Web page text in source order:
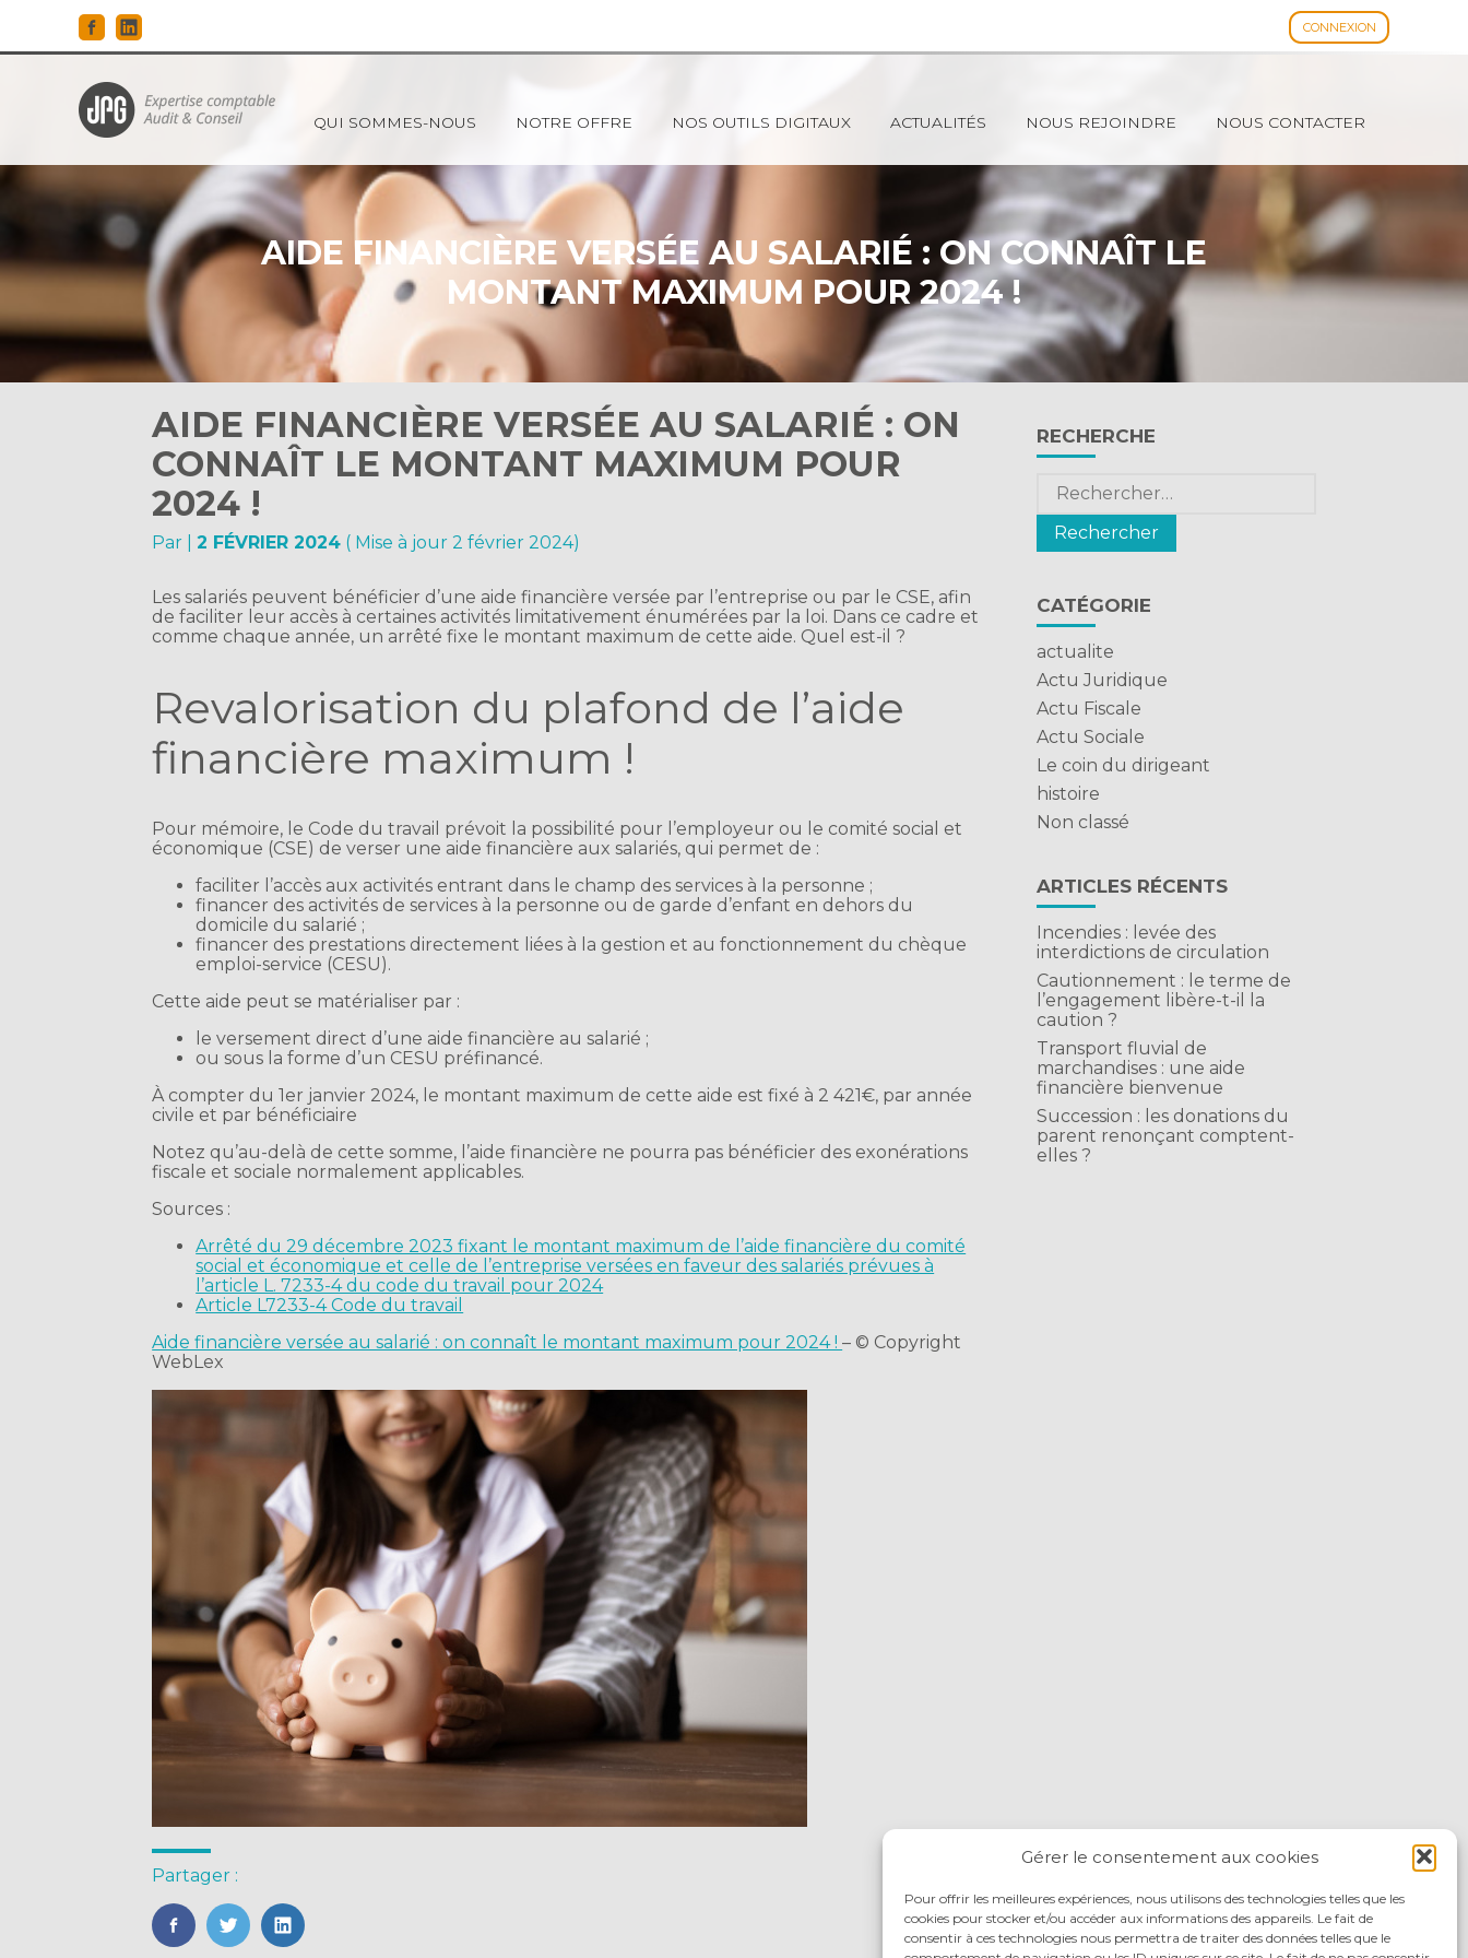
Gérer le consentement aux cookies
Pour offrir les meilleures expériences, nous utilisons des technologies telles que les
cookies pour stocker et/ou accéder aux informations des appareils. Le fait de
consentir à ces technologies nous permettra de traiter des données telles que le
CONNEXION
au
contenu
Principal
QUI SOMMES-NOUS NOTRE OFFRE NOS OUTILS DIGITAUX ACTUALITÉS NOUS REJOINDRE NOUS CONTACTER
AIDE FINANCIÈRE VERSÉE AU SALARIÉ : ON CONNAÎT LE
MONTANT MAXIMUM POUR 2024 !
AIDE FINANCIÈRE VERSÉE AU SALARIÉ : ON
CONNAÎT LE MONTANT MAXIMUM POUR
2024 !
Par |2 FÉVRIER 2024 ( Mise à jour 2 février 2024)
Les salariés peuvent bénéficier d’une aide financière versée par l’entreprise ou par le CSE, afin
de faciliter leur accès à certaines activités limitativement énumérées par la loi. Dans ce cadre et
comme chaque année, un arrêté fixe le montant maximum de cette aide. Quel est-il ?
Revalorisation du plafond de l’aide
financière maximum !
Pour mémoire, le Code du travail prévoit la possibilité pour l’employeur ou le comité social et
économique (CSE) de verser une aide financière aux salariés, qui permet de :
faciliter l’accès aux activités entrant dans le champ des services à la personne ;
financer des activités de services à la personne ou de garde d’enfant en dehors du
domicile du salarié ;
financer des prestations directement liées à la gestion et au fonctionnement du chèque
emploi-service (CESU).
Cette aide peut se matérialiser par :
le versement direct d’une aide financière au salarié ;
ou sous la forme d’un CESU préfinancé.
À compter du 1er janvier 2024, le montant maximum de cette aide est fixé à 2 421€, par année
civile et par bénéficiaire
Notez qu’au-delà de cette somme, l’aide financière ne pourra pas bénéficier des exonérations
fiscale et sociale normalement applicables.
Sources :
Arrêté du 29 décembre 2023 fixant le montant maximum de l’aide financière du comité
social et économique et celle de l’entreprise versées en faveur des salariés prévues à
l’article L. 7233-4 du code du travail pour 2024
Article L7233-4 Code du travail
Aide financière versée au salarié : on connaît le montant maximum pour 2024 !– © Copyright
WebLex
Partager :
FaceBook
TwitterLinkedIn
Blog
sidebar
RECHERCHE
Rechercher :
CATÉGORIE
actualite
Actu Juridique
Actu Fiscale
Actu Sociale
Le coin du dirigeant
histoire
Non classé
ARTICLES RÉCENTS
Incendies : levée des
interdictions de circulation
Cautionnement : le terme de
l’engagement libère-t-il la
caution ?
Transport fluvial de
marchandises : une aide
financière bienvenue
Succession : les donations du
parent renonçant comptent-
elles ?